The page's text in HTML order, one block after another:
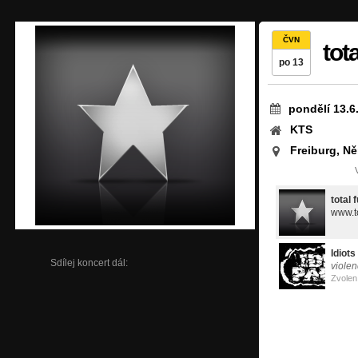
Sdílej koncert dál:
ČVN
po 13
pondělí
KTS
Freiburg,
total
Zvolen